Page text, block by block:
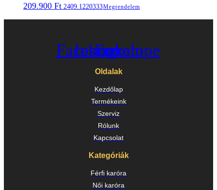
209.900 Ft 2409.1220333Megrendelem
Facebook
Instagram
Envelope
Oldalak
Kezdőlap
Termékeink
Szerviz
Rólunk
Kapcsolat
Kategóriák
Férfi karóra
Női karóra